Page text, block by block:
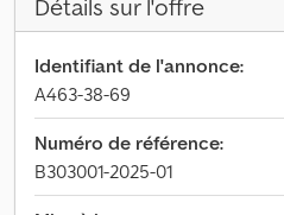
Détails sur l'offre
Identifiant de l'annonce:
A463-38-69
Numéro de référence:
B303001-2025-01